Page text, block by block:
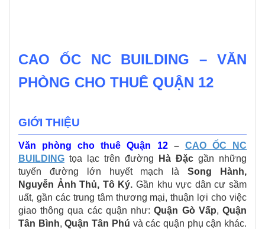
CAO ỐC NC BUILDING – VĂN
PHÒNG CHO THUÊ QUẬN 12
GIỚI THIỆU
Văn phòng cho thuê Quận 12 – CAO ỐC NC
BUILDING tọa lạc trên đường Hà Đặc gần những
tuyến đường lớn huyết mạch làSong Hành,
Nguyễn Ảnh Thủ, Tô Ký. Gần khu vực dân cư sầm
uất, gần các trung tâm thương mại, thuận lợi cho việc
giao thông qua các quận như:Quận Gò Vấp,Quận
Tân Bình,Quận Tân Phú và các quận phụ cận khác.